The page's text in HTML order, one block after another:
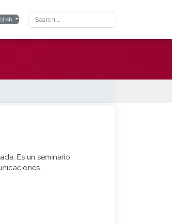
your language
Search
Es un seminario